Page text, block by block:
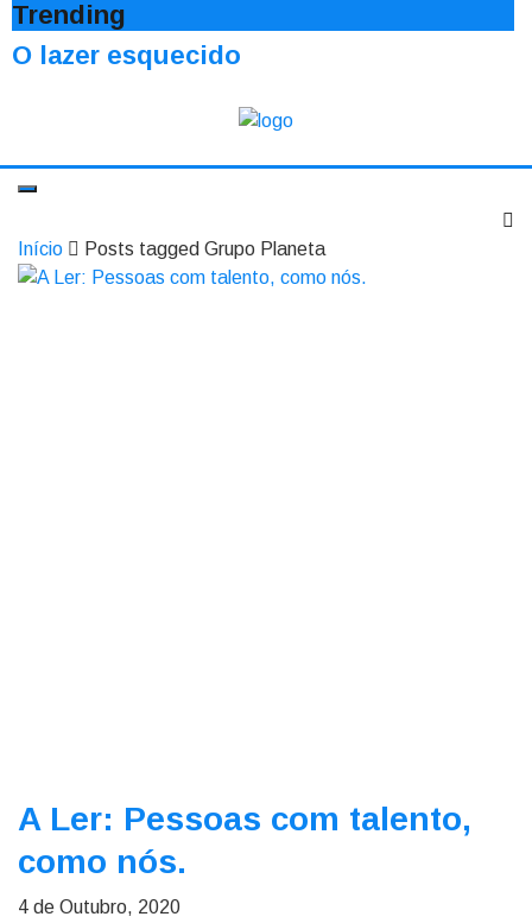
Trending
O lazer esquecido
Início Posts tagged Grupo Planeta
A Ler: Pessoas com talento,
como nós.
4 de Outubro, 2020